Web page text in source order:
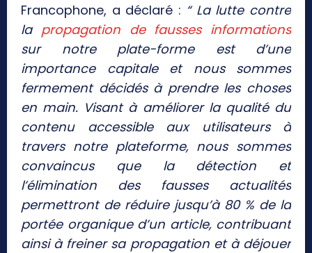
Francophone, a déclaré : “ La lutte contre
la propagation de fausses informations
sur notre plate-forme est d’une
importance capitale et nous sommes
fermement décidés à prendre les choses
en main. Visant à améliorer la qualité du
contenu accessible aux utilisateurs à
travers notre plateforme, nous sommes
convaincus que la détection et
l’élimination des fausses actualités
permettront de réduire jusqu’à 80 % de la
portée organique d’un article, contribuant
ainsi à freiner sa propagation et à déjouer